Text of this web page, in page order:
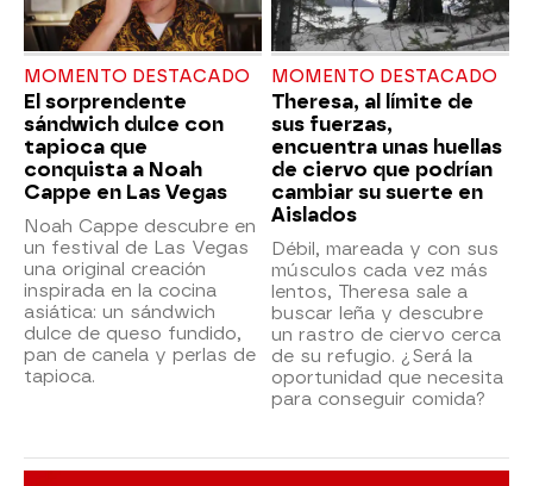
MOMENTO DESTACADO
El sorprendente
sándwich dulce con
tapioca que
conquista a Noah
Cappe en Las Vegas
Noah Cappe descubre en
un festival de Las Vegas
una original creación
inspirada en la cocina
asiática: un sándwich
dulce de queso fundido,
pan de canela y perlas de
tapioca.
MOMENTO DESTACADO
Theresa, al límite de
sus fuerzas,
encuentra unas huellas
de ciervo que podrían
cambiar su suerte en
Aislados
Débil, mareada y con sus
músculos cada vez más
lentos, Theresa sale a
buscar leña y descubre
un rastro de ciervo cerca
de su refugio. ¿Será la
oportunidad que necesita
para conseguir comida?